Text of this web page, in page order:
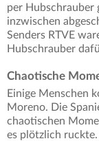
per Hubschrauber
inzwischen
Senders RTVE
Hubschrauber
Chaotische
Einige Menschen
Moreno. Die
chaotischen
es plötzlich